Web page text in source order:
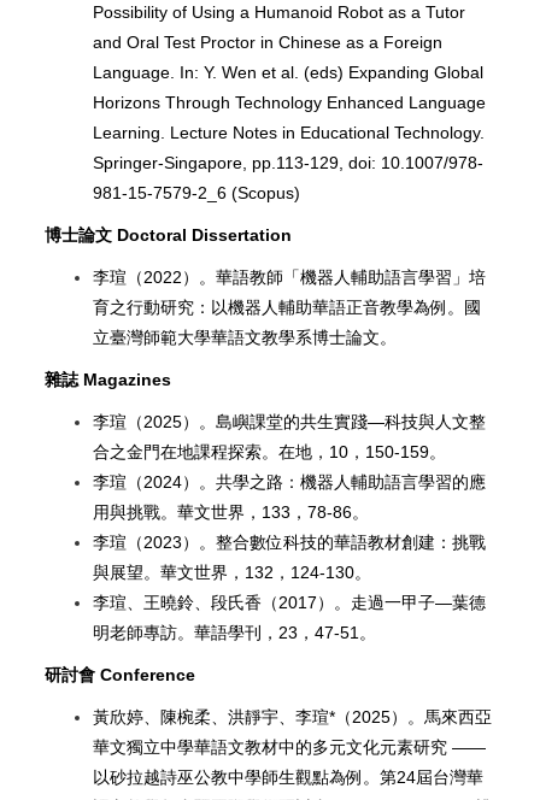
Possibility of Using a Humanoid Robot as a Tutor
and Oral Test Proctor in Chinese as a Foreign
Language. In: Y. Wen et al. (eds) Expanding Global
Horizons Through Technology Enhanced Language
Learning. Lecture Notes in Educational Technology.
Springer-Singapore, pp.113-129, doi: 10.1007/978-
981-15-7579-2_6 (Scopus)
博士論文 Doctoral Dissertation
李瑄（2022）。華語教師「機器人輔助語言學習」培
育之行動研究：以機器人輔助華語正音教學為例。國
立臺灣師範大學華語文教學系博士論文。
雜誌 Magazines
李瑄（2025）。島嶼課堂的共生實踐—科技與人文整
合之金門在地課程探索。在地，10，150-159。
李瑄（2024）。共學之路：機器人輔助語言學習的應
用與挑戰。華文世界，133，78-86。
李瑄（2023）。整合數位科技的華語教材創建：挑戰
與展望。華文世界，132，124-130。
李瑄、王曉鈴、段氏香（2017）。走過一甲子—葉德
明老師專訪。華語學刊，23，47-51。
研討會 Conference
黃欣婷、陳椀柔、洪靜宇、李瑄*（2025）。馬來西亞
華文獨立中學華語文教材中的多元文化元素研究 ——
以砂拉越詩巫公教中學師生觀點為例。第24屆台灣華